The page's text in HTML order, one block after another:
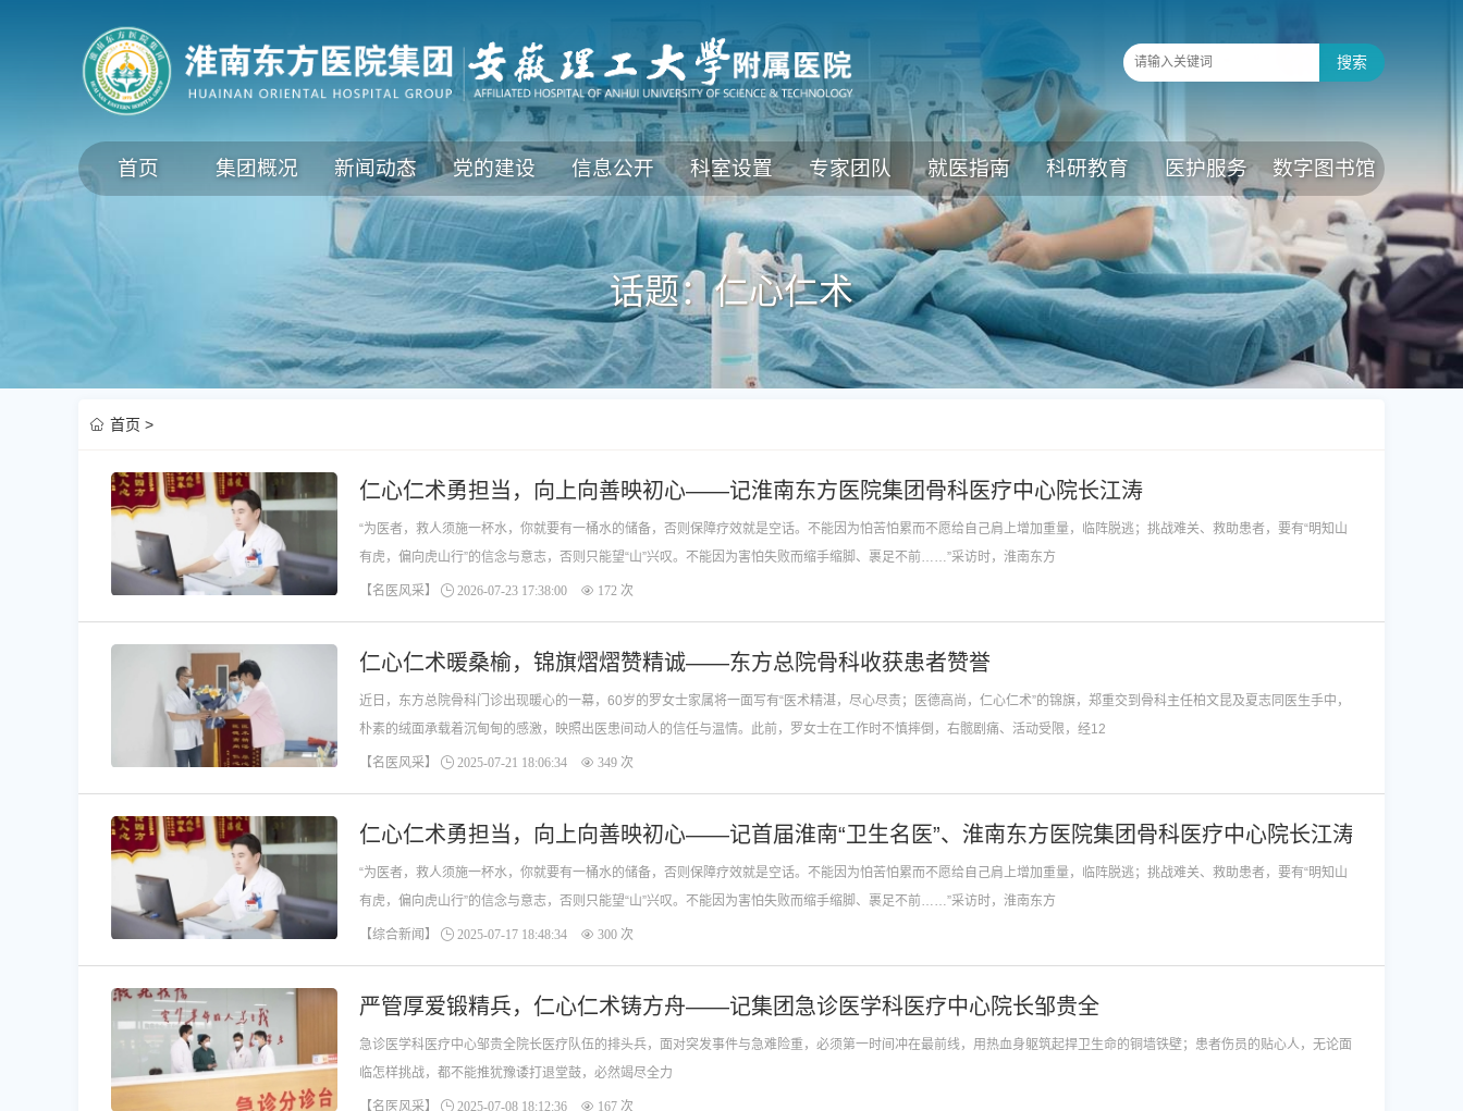
首页 集团概况 新闻动态 党的建设 信息公开 科室设置 专家团队 就医指南 科研教育 医护服务 数字图书馆
话题：仁心仁术
首页 >
仁心仁术勇担当，向上向善映初心——记淮南东方医院集团骨科医疗中心院长江涛
“为医者，救人须施一杯水，你就要有一桶水的储备，否则保障疗效就是空话。不能因为怕苦怕累而不愿给自己肩上增加重量，临阵脱逃；挑战难关、救助患者，要有“明知山
有虎，偏向虎山行”的信念与意志，否则只能望“山”兴叹。不能因为害怕失败而缩手缩脚、裹足不前……”采访时，淮南东方
【名医风采】 2026-07-23 17:38:00 172 次
仁心仁术暖桑榆，锦旗熠熠赞精诚——东方总院骨科收获患者赞誉
近日，东方总院骨科门诊出现暖心的一幕，60岁的罗女士家属将一面写有“医术精湛，尽心尽责；医德高尚，仁心仁术”的锦旗，郑重交到骨科主任柏文昆及夏志同医生手中，
朴素的绒面承载着沉甸甸的感激，映照出医患间动人的信任与温情。此前，罗女士在工作时不慎摔倒，右髋剧痛、活动受限，经12
【名医风采】 2025-07-21 18:06:34 349 次
仁心仁术勇担当，向上向善映初心——记首届淮南“卫生名医”、淮南东方医院集团骨科医疗中心院长江涛
“为医者，救人须施一杯水，你就要有一桶水的储备，否则保障疗效就是空话。不能因为怕苦怕累而不愿给自己肩上增加重量，临阵脱逃；挑战难关、救助患者，要有“明知山
有虎，偏向虎山行”的信念与意志，否则只能望“山”兴叹。不能因为害怕失败而缩手缩脚、裹足不前……”采访时，淮南东方
【综合新闻】 2025-07-17 18:48:34 300 次
严管厚爱锻精兵，仁心仁术铸方舟——记集团急诊医学科医疗中心院长邹贵全
急诊医学科医疗中心邹贵全院长医疗队伍的排头兵，面对突发事件与急难险重，必须第一时间冲在最前线，用热血身躯筑起捍卫生命的铜墙铁壁；患者伤员的贴心人，无论面
临怎样挑战，都不能推犹豫诿打退堂鼓，必然竭尽全力
【名医风采】 2025-07-08 18:12:36 167 次